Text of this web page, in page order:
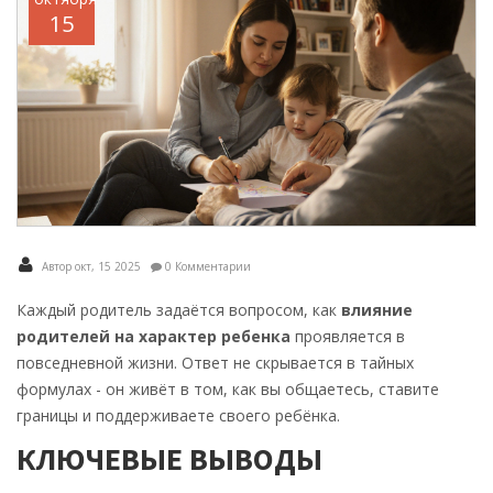
15
Автор окт, 15 2025 0 Комментарии
Каждый родитель задаётся вопросом, как влияние
родителей на характер ребенка проявляется в
повседневной жизни. Ответ не скрывается в тайных
формулах - он живёт в том, как вы общаетесь, ставите
границы и поддерживаете своего ребёнка.
КЛЮЧЕВЫЕ ВЫВОДЫ